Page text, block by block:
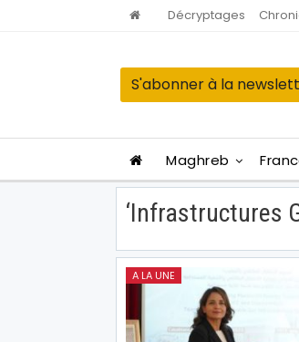
Décryptages
S'abonner à la
Maghreb
‘infrastructures
A LA UNE